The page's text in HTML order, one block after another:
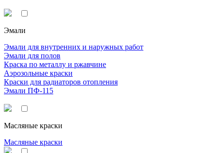
Эмали
Эмали для внутренних и наружных работ
Эмали для полов
Краска по металлу и ржавчине
Аэрозольные краски
Краски для радиаторов отопления
Эмали ПФ-115
Масляные краски
Масляные краски